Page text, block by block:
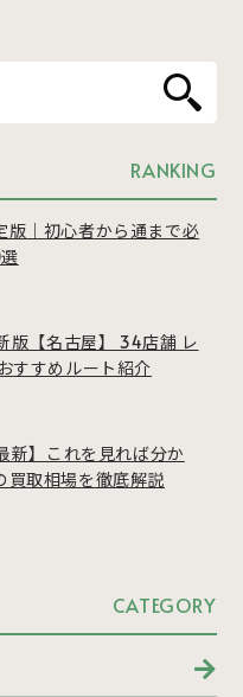
RANKING
版｜初心者から通まで必
版【名古屋】 34店舗 レ
すすめルート紹介
新】これを見れば分か
買取相場を徹底解説
CATEGORY